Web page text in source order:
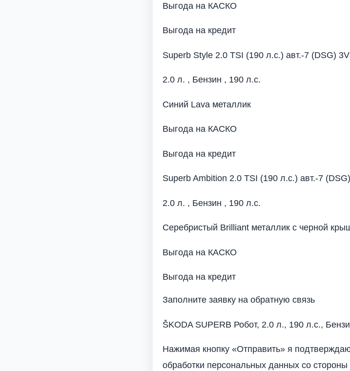
Выгода на КАСКО
Выгода на кредит
Superb Style 2.0 TSI (190 л.с.) авт.-7 (DSG)
2.0 л. , Бензин , 190 л.с.
Синий Lava металлик
Выгода на КАСКО
Выгода на кредит
Superb Ambition 2.0 TSI (190 л.с.) авт.-7
2.0 л. , Бензин , 190 л.с.
Серебристый Brilliant металлик с черной
Выгода на КАСКО
Выгода на кредит
Заполните заявку на обратную связь
ŠKODA SUPERB Робот, 2.0 л., 190 л.с.,
Нажимая кнопку «Отправить» я
обработки персональных данных со